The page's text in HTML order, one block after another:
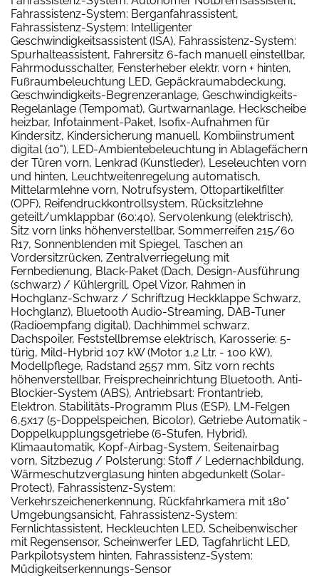
Fahrassistenz-System: Berganfahrassistent,
Fahrassistenz-System: Intelligenter
Geschwindigkeitsassistent (ISA), Fahrassistenz-System:
Spurhalteassistent, Fahrersitz 6-fach manuell einstellbar,
Fahrmodusschalter, Fensterheber elektr. vorn + hinten,
Fußraumbeleuchtung LED, Gepäckraumabdeckung,
Geschwindigkeits-Begrenzeranlage, Geschwindigkeits-
Regelanlage (Tempomat), Gurtwarnanlage, Heckscheibe
heizbar, Infotainment-Paket, Isofix-Aufnahmen für
Kindersitz, Kindersicherung manuell, Kombiinstrument
digital (10"), LED-Ambientebeleuchtung in Ablagefächern
der Türen vorn, Lenkrad (Kunstleder), Leseleuchten vorn
und hinten, Leuchtweitenregelung automatisch,
Mittelarmlehne vorn, Notrufsystem, Ottopartikelfilter
(OPF), Reifendruckkontrollsystem, Rücksitzlehne
geteilt/umklappbar (60:40), Servolenkung (elektrisch),
Sitz vorn links höhenverstellbar, Sommerreifen 215/60
R17, Sonnenblenden mit Spiegel, Taschen an
Vordersitzrücken, Zentralverriegelung mit
Fernbedienung, Black-Paket (Dach, Design-Ausführung
(schwarz) / Kühlergrill, Opel Vizor, Rahmen in
Hochglanz-Schwarz / Schriftzug Heckklappe Schwarz,
Hochglanz), Bluetooth Audio-Streaming, DAB-Tuner
(Radioempfang digital), Dachhimmel schwarz,
Dachspoiler, Feststellbremse elektrisch, Karosserie: 5-
türig, Mild-Hybrid 107 kW (Motor 1,2 Ltr. - 100 kW),
Modellpflege, Radstand 2557 mm, Sitz vorn rechts
höhenverstellbar, Freisprecheinrichtung Bluetooth, Anti-
Blockier-System (ABS), Antriebsart: Frontantrieb,
Elektron. Stabilitäts-Programm Plus (ESP), LM-Felgen
6,5x17 (5-Doppelspeichen, Bicolor), Getriebe Automatik -
Doppelkupplungsgetriebe (6-Stufen, Hybrid),
Klimaautomatik, Kopf-Airbag-System, Seitenairbag
vorn, Sitzbezug / Polsterung: Stoff / Ledernachbildung,
Wärmeschutzverglasung hinten abgedunkelt (Solar-
Protect), Fahrassistenz-System:
Verkehrszeichenerkennung, Rückfahrkamera mit 180°
Umgebungsansicht, Fahrassistenz-System:
Fernlichtassistent, Heckleuchten LED, Scheibenwischer
mit Regensensor, Scheinwerfer LED, Tagfahrlicht LED,
Parkpilotsystem hinten, Fahrassistenz-System:
Müdigkeitserkennungs-Sensor